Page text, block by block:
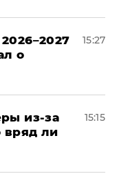
о
15:27
из-за
вряд ли
15:15